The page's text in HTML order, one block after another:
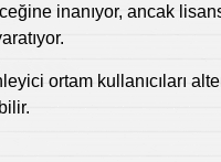
inanıyor, ancak
ortam kullanıcıları